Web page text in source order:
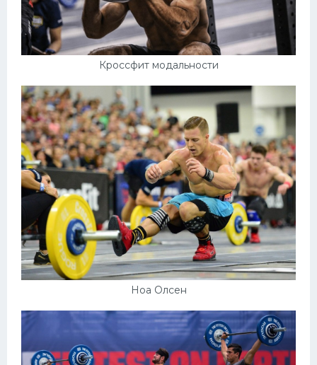
Кроссфит модальности
Ноа Олсен